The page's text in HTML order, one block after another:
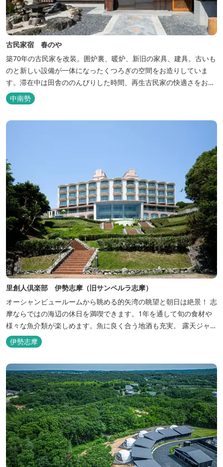
古民家宿 春のや
築70年の古民家を改装。囲炉裏、暖炉、新旧の家具、建具。古いも
のと新しい設備が一体になったくつろぎの空間をお造りしていま
す。滞在中は田舎ののんびりした時間、再生古民家の快適さをお楽
しみください。 【時間】 《 チェックイン 》 15：00～20：00の間
にお願いいたします。 《 チェックアウト 》 10：00まで 【御利用
料金】 一日一組様１棟貸し（定員５名） 一...
中南勢
里創人倶楽部 伊勢志摩（旧サンペルラ志摩）
オーシャンビュールームから眺める的矢湾の眺望と朝日は絶景！ 志
摩ならではの海辺の休日を満喫できます。1年を通して旬の食材や
様々な魚介類が楽しめます。魚に良く合う地酒も充実。 露天ジャク
ジーや、本格エステがあるのも女性には嬉しい！ 最高級のリゾート
ホテル「里創人倶楽部 伊勢志摩」にぜひお越しください。
伊勢志摩